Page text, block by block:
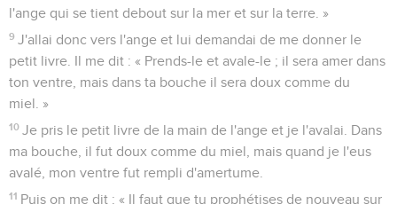
l'ange qui se tient debout sur la mer et sur la terre. »
9 J'allai donc vers l'ange et lui demandai de me donner le
petit livre. Il me dit : « Prends-le et avale-le ; il sera amer dans
ton ventre, mais dans ta bouche il sera doux comme du
miel. »
10 Je pris le petit livre de la main de l'ange et je l'avalai. Dans
ma bouche, il fut doux comme du miel, mais quand je l'eus
avalé, mon ventre fut rempli d'amertume.
11 Puis on me dit : « Il faut que tu prophétises de nouveau sur